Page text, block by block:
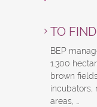
TO
BEP
1.300
brown
incubators,
areas, …